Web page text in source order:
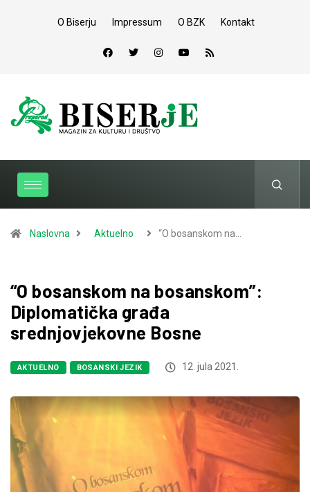
O Biserju Impressum O BZK Kontakt
Naslovna Aktuelno “O bosanskom na…
“O bosanskom na bosanskom”:
Diplomatička građa
srednjovjekovne Bosne
AKTUELNO BOSANSKI JEZIK 12. jula 2021.